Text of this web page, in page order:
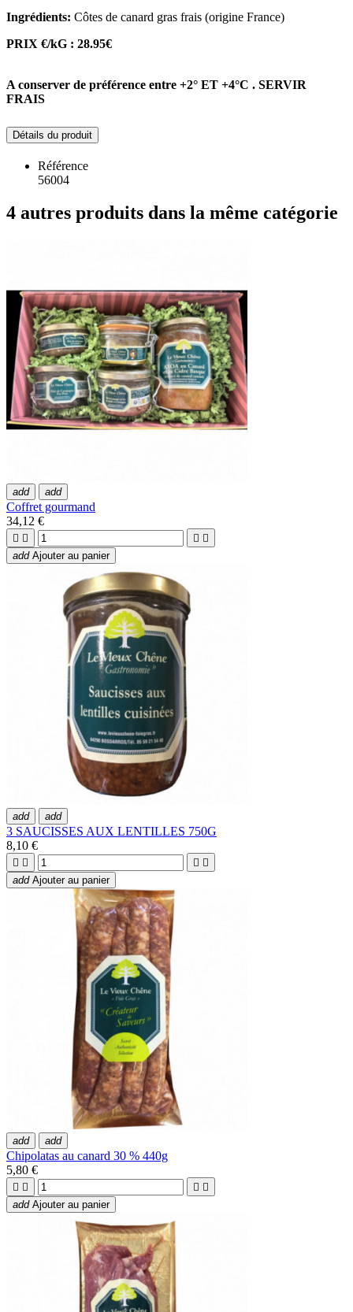
Ingrédients: Côtes de canard gras frais (origine France)
PRIX €/kG : 28.95€
A conserver de préférence entre +2° ET +4°C . SERVIR
FRAIS
Détails du produit
Référence
56004
4 autres produits dans la même catégorie
add add
Coffret gourmand
34,12 €
   
add Ajouter au panier
add add
3 SAUCISSES AUX LENTILLES 750G
8,10 €
   
add Ajouter au panier
add add
Chipolatas au canard 30 % 440g
5,80 €
   
add Ajouter au panier